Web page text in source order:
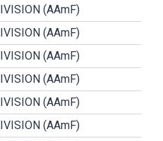
(AAmF)
(AAmF)
(AAmF)
(AAmF)
(AAmF)
(AAmF)